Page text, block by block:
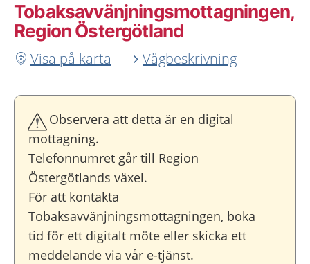
Tobaksavvänjningsmottagningen,
Region Östergötland
Visa på karta Vägbeskrivning
Observera att detta är en digital
mottagning.
Telefonnumret går till Region
Östergötlands växel.
För att kontakta
Tobaksavvänjningsmottagningen, boka
tid för ett digitalt möte eller skicka ett
meddelande via vår e-tjänst.